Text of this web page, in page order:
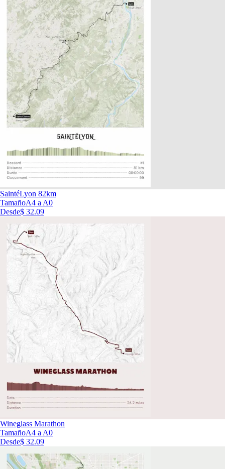
SaintéLyon 82km
TamañoA4 a A0
Desde$ 32.09
Wineglass Marathon
TamañoA4 a A0
Desde$ 32.09